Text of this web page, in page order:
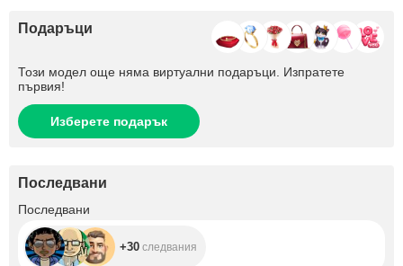
Подаръци
Този модел още няма виртуални подаръци. Изпратете
първия!
Изберете подарък
Последвани
Последвани
+30 следвания